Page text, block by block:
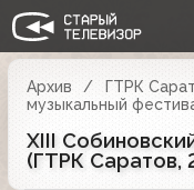
Архив ГТРК
музыкальный
XIII
(ГТРК Саратов,